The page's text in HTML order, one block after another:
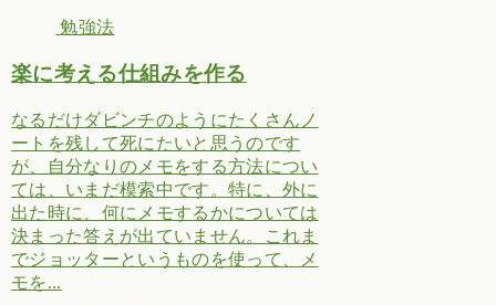
勉強法
楽に考える仕組みを作る
なるだけダビンチのようにたくさんノ
ートを残して死にたいと思うのです
が、自分なりのメモをする方法につい
ては、いまだ模索中です。特に、外に
出た時に、何にメモするかについては
決まった答えが出ていません。これま
でジョッターというものを使って、メ
モを...